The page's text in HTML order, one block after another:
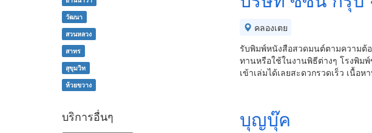
คลองเตย
รับพิมพ์หนังสือสวดมนต์ตามความต้
ทานหรือใช้ในงานพิธีต่างๆ โรงพิม
เข้าเล่มได้เลยสะดวกรวดเร็ว เนื้
บุญบุ๊ค
วัฒนา
สวนหลวง
สาทร
สุขุมวิท
ห้วยขวาง
บริการอื่นๆ